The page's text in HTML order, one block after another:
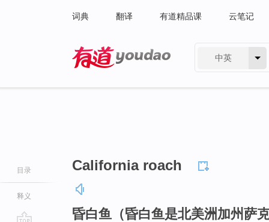
词典 翻译 有道精品课 云笔记
中英
目录
释义
California roach
昏白鱼（昏白鱼是北美洲加州萨